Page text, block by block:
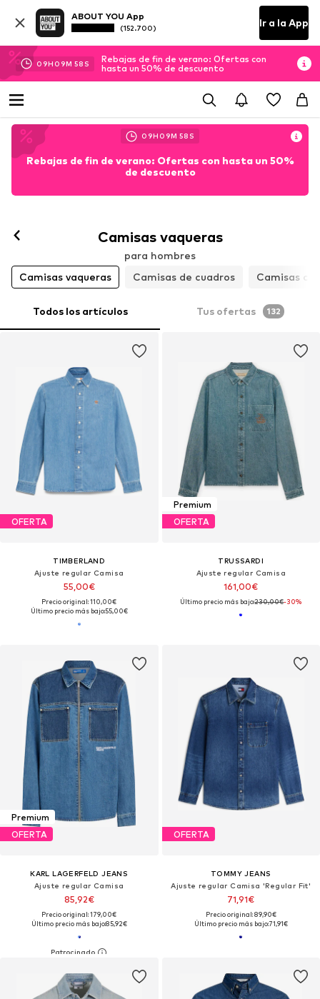
ABOUT YOU App
(152.700) Ir a la App
09H 09M 56 S
Rebajas de fin de verano: Ofertas con
hasta un 50% de descuento
09H 09M 56 S
Rebajas de fin de verano: Ofertas con hasta un 50%
de descuento
Camisas vaqueras
para hombres
Camisas vaqueras
Camisas de cuadros Camisas
Todos los artículos Tus ofertas 132
OFERTA
TIMBERLAND
Ajuste regular Camisa
55,00€
Precio original: 110,00€
Último precio más bajo:55,00€
Premium
OFERTA
TRUSSARDI
Ajuste regular Camisa
161,00€
Último precio más bajo:230,00€-30%
Premium
OFERTA
KARL LAGERFELD JEANS
Ajuste regular Camisa
85,92€
Precio original: 179,00€
Último precio más bajo:85,92€
OFERTA
TOMMY JEANS
Ajuste regular Camisa 'Regular Fit'
71,91€
Precio original: 89,90€
Último precio más bajo:71,91€